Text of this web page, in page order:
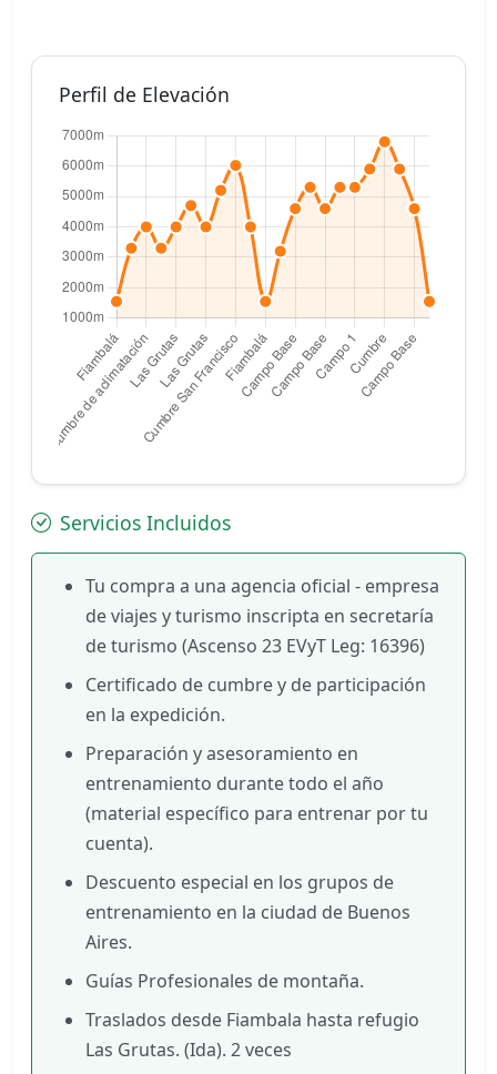
Perfil de Elevación
Servicios Incluidos
Tu compra a una agencia oficial - empresa
de viajes y turismo inscripta en secretaría
de turismo (Ascenso 23 EVyT Leg: 16396)
Certificado de cumbre y de participación
en la expedición.
Preparación y asesoramiento en
entrenamiento durante todo el año
(material específico para entrenar por tu
cuenta).
Descuento especial en los grupos de
entrenamiento en la ciudad de Buenos
Aires.
Guías Profesionales de montaña.
Traslados desde Fiambala hasta refugio
Las Grutas. (Ida). 2 veces